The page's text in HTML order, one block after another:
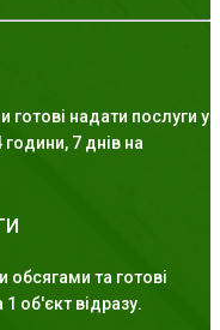
готові надати послуги у
7 днів на
та готові
об'єкт відразу.